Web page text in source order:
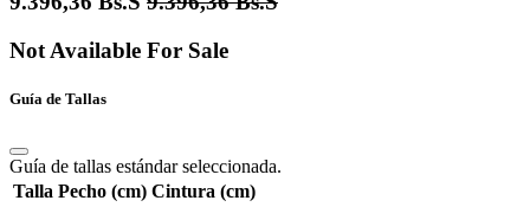
Not Available For Sale
Guía de Tallas
Guía de tallas estándar seleccionada.
Talla Pecho (cm) Cintura (cm)